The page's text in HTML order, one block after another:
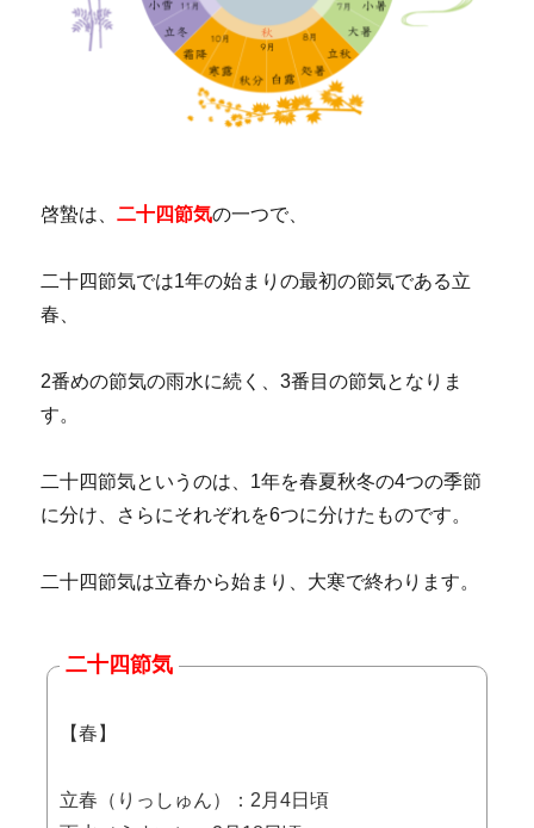
啓蟄は、二十四節気の一つで、
二十四節気では1年の始まりの最初の節気である立
春、
2番めの節気の雨水に続く、3番目の節気となりま
す。
二十四節気というのは、1年を春夏秋冬の4つの季節
に分け、さらにそれぞれを6つに分けたものです。
二十四節気は立春から始まり、大寒で終わります。
二十四節気
【春】
立春（りっしゅん）：2月4日頃